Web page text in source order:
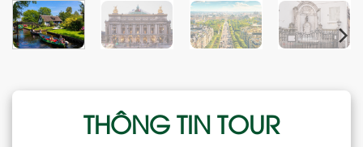
THÔNG TIN TOUR